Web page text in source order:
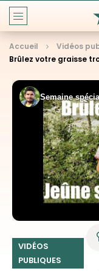
Accueil Vidéos
Brûlez votre graisse
VIDÉOS
PUBLIQUES